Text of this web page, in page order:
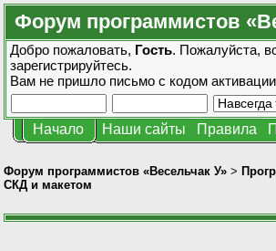
Форум программистов
Добро пожаловать, Гость. Пожалуйста,
зарегистрируйтесь.
Вам не пришло письмо с кодом
Начало Наши сайты Правила
Форум программистов «Весельчак У» >
СКД и макетом